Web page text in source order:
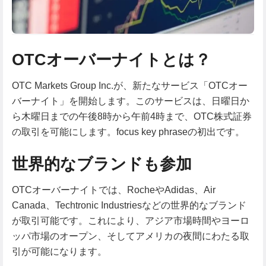
OTCオーバーナイトとは？
OTC Markets Group Inc.が、新たなサービス「OTCオー
バーナイト」を開始します。このサービスは、日曜日か
ら木曜日までの午後8時から午前4時まで、OTC株式証券
の取引を可能にします。focus key phraseの初出です。
世界的なブランドも参加
OTCオーバーナイトでは、RocheやAdidas、Air
Canada、Techtronic Industriesなどの世界的なブランド
が取引可能です。これにより、アジア市場時間やヨーロ
ッパ市場のオープン、そしてアメリカの夜間にわたる取
引が可能になります。